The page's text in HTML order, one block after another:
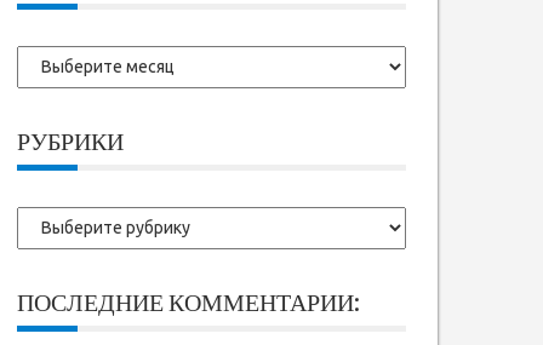
Более
ранние
РУБРИКИ
Рубрики
ПОСЛЕДНИЕ КОММЕНТАРИИ: